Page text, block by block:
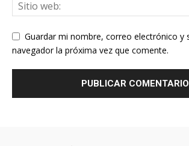
Guardar mi nombre, correo electrónico y
navegador la próxima vez que comente.